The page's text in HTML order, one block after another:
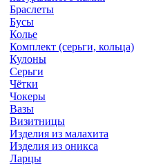
Браслеты
Бусы
Колье
Комплект (серьги, кольца)
Кулоны
Серьги
Чётки
Чокеры
Вазы
Визитницы
Изделия из малахита
Изделия из оникса
Ларцы